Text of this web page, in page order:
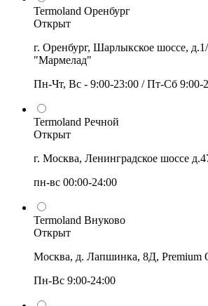
Termoland Оренбург
Открыт
г. Оренбург, Шарлыкское шоссе,
"Мармелад"
Пн-Чт, Вс - 9:00-23:00 / Пт-Сб 9:00-
Termoland Речной
Открыт
г. Москва, Ленинградское шоссе
пн-вс 00:00-24:00
Termoland Внуково
Открыт
Москва, д. Лапшинка, 8Д, Premium
Пн-Вс 9:00-24:00